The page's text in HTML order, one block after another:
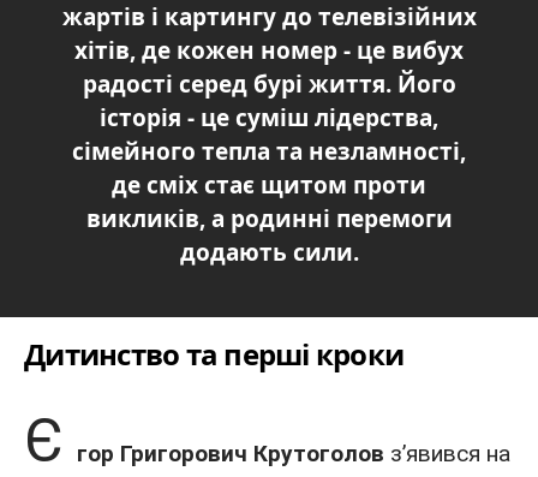
жартів і картингу до телевізійних
хітів, де кожен номер - це вибух
радості серед бурі життя. Його
історія - це суміш лідерства,
сімейного тепла та незламності,
де сміх стає щитом проти
викликів, а родинні перемоги
додають сили.
Дитинство та перші кроки
Є гор Григорович Крутоголов з’явився на